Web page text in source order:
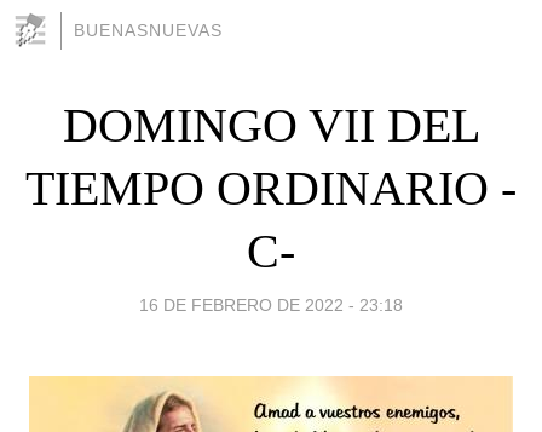
BUENASNUEVAS
DOMINGO VII DEL
TIEMPO ORDINARIO -
C-
16 DE FEBRERO DE 2022 - 23:18